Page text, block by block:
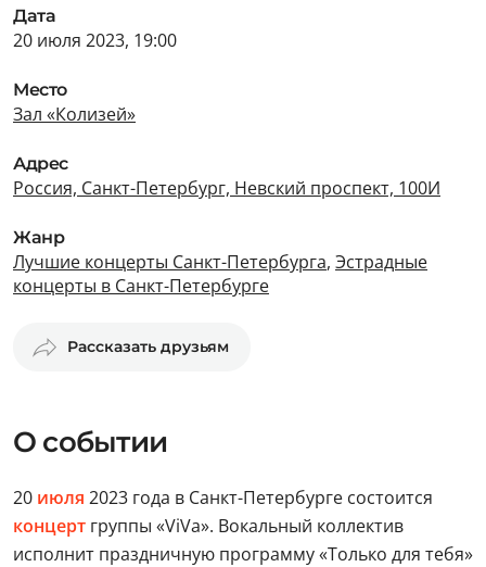
Дата
20 июля 2023, 19:00
Место
Зал «Колизей»
Адрес
Россия, Санкт-Петербург, Невский проспект, 100И
Жанр
Лучшие концерты Санкт-Петербурга, Эстрадные
концерты в Санкт-Петербурге
Рассказать друзьям
О событии
20 июля 2023 года в Санкт-Петербурге состоится
концерт группы «ViVa». Вокальный коллектив
исполнит праздничную программу «Только для тебя»